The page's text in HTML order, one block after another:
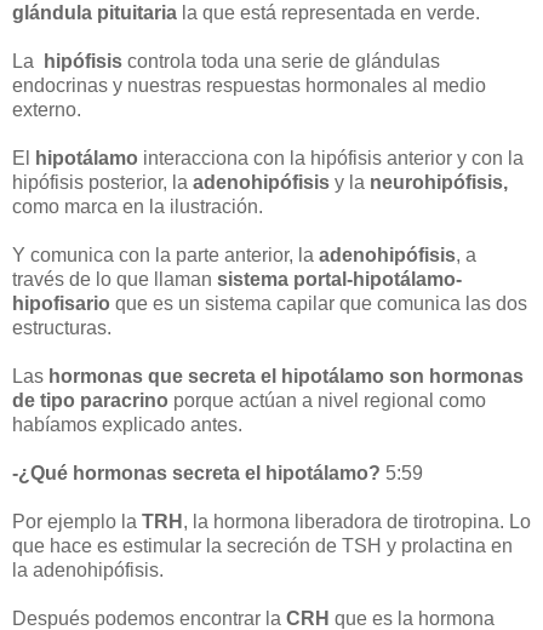
glándula pituitaria la que está representada en verde.
La hipófisis controla toda una serie de glándulas
endocrinas y nuestras respuestas hormonales al medio
externo.
El hipotálamo interacciona con la hipófisis anterior y con la
hipófisis posterior, la adenohipófisis y la neurohipófisis,
como marca en la ilustración.
Y comunica con la parte anterior, la adenohipófisis, a
través de lo que llaman sistema portal-hipotálamo-
hipofisario que es un sistema capilar que comunica las dos
estructuras.
Las hormonas que secreta el hipotálamo son hormonas
de tipo paracrino porque actúan a nivel regional como
habíamos explicado antes.
-¿Qué hormonas secreta el hipotálamo? 5:59
Por ejemplo la TRH , la hormona liberadora de tirotropina. Lo
que hace es estimular la secreción de TSH y prolactina en
la adenohipófisis.
Después podemos encontrar la CRH que es la hormona